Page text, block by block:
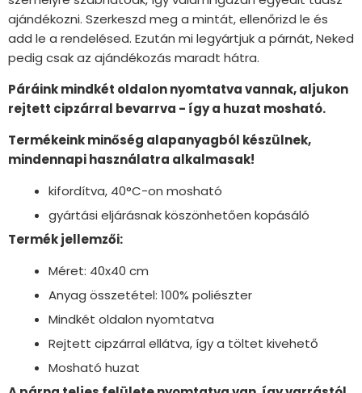
ajándékozni. Szerkeszd meg a mintát, ellenőrizd le és
add le a rendelésed. Ezután mi legyártjuk a párnát, Neked
pedig csak az ajándékozás maradt hátra.
Páráink mindkét oldalon nyomtatva vannak, aljukon
rejtett cipzárral bevarrva - így a huzat mosható.
Termékeink minőség alapanyagból készülnek,
mindennapi használatra alkalmasak!
kifordítva, 40°C-on mosható
gyártási eljárásnak köszönhetően kopásáló
Termék jellemzői:
Méret: 40x40 cm
Anyag összetétel: 100% poliészter
Mindkét oldalon nyomtatva
Rejtett cipzárral ellátva, így a töltet kivehető
Mosható huzat